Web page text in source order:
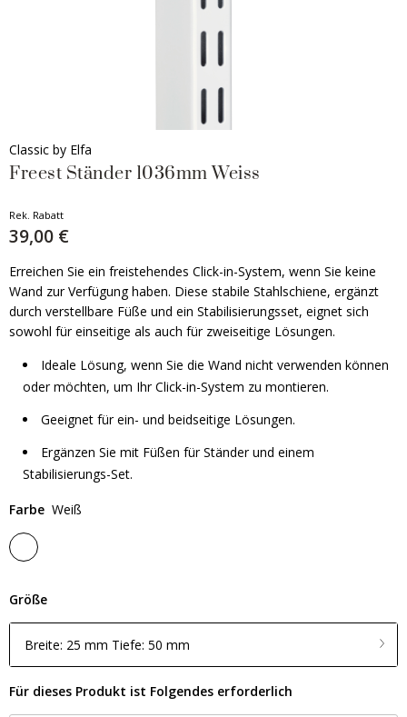
Classic by Elfa
Freest Ständer 1036mm Weiss
Rek. Rabatt
39,00 €
Erreichen Sie ein freistehendes Click-in-System, wenn Sie keine
Wand zur Verfügung haben. Diese stabile Stahlschiene, ergänzt
durch verstellbare Füße und ein Stabilisierungsset, eignet sich
sowohl für einseitige als auch für zweiseitige Lösungen.
Ideale Lösung, wenn Sie die Wand nicht verwenden können
oder möchten, um Ihr Click-in-System zu montieren.
Geeignet für ein- und beidseitige Lösungen.
Ergänzen Sie mit Füßen für Ständer und einem
Stabilisierungs-Set.
Farbe Weiß
Größe
Breite: 25 mm Tiefe: 50 mm
Für dieses Produkt ist Folgendes erforderlich